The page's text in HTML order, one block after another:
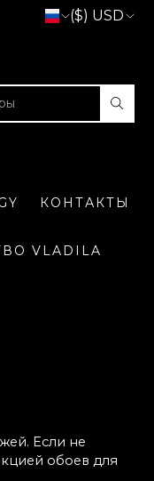
($) USD
КОНТАКТЫ
VLADILA
Если не
обоев для